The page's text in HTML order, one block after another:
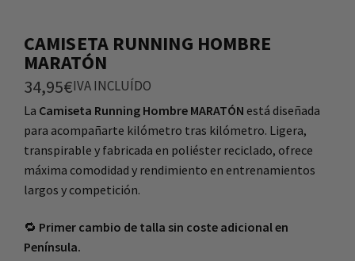
CAMISETA RUNNING HOMBRE
MARATÓN
34,95€IVA INCLUÍDO
La Camiseta Running Hombre MARATÓN está diseñada
para acompañarte kilómetro tras kilómetro. Ligera,
transpirable y fabricada en poliéster reciclado, ofrece
máxima comodidad y rendimiento en entrenamientos
largos y competición.
🔁 Primer cambio de talla sin coste adicional en
Península.